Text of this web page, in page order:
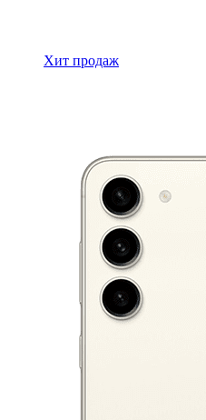
Хит продаж